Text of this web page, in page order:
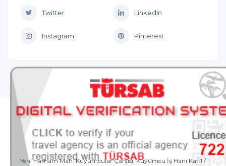
Twitter LinkedIn
Instagram Pinterest
Yeni Hamam Mah. Kuyumcular Çarşısı, Kuyumcu İş Hanı Kat:1 /